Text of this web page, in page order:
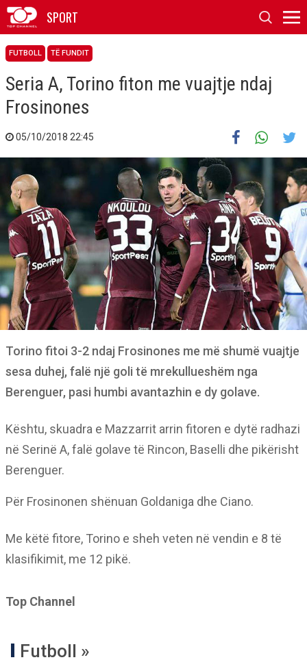
SPORT
FUTBOLL TË FUNDIT
Seria A, Torino fiton me vuajtje ndaj
Frosinones
05/10/2018 22:45
Torino fitoi 3-2 ndaj Frosinones me më shumë vuajtje
sesa duhej, falë një goli të mrekullueshëm nga
Berenguer, pasi humbi avantazhin e dy golave.
Kështu, skuadra e Mazzarrit arrin fitoren e dytë radhazi
në Serinë A, falë golave të Rincon, Baselli dhe pikërisht
Berenguer.
Për Frosinonen shënuan Goldaniga dhe Ciano.
Me këtë fitore, Torino e sheh veten në vendin e 8 të
klasifikimit, me 12 pikë.
Top Channel
Futboll »